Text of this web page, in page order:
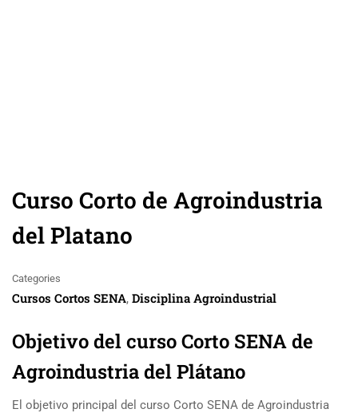
Curso Corto de Agroindustria
del Platano
Categories
Cursos Cortos SENA, Disciplina Agroindustrial
Objetivo del curso Corto SENA de
Agroindustria del Plátano
El objetivo principal del curso Corto SENA de Agroindustria